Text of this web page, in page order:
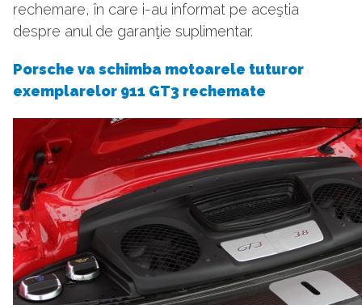
rechemare, în care i-au informat pe aceştia
despre anul de garanţie suplimentar.
Porsche va schimba motoarele tuturor
exemplarelor 911 GT3 rechemate